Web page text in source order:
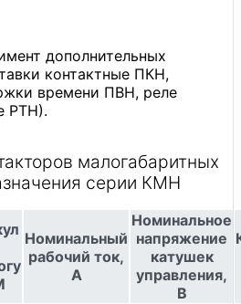
дополнительных
контактные ПКН,
времени ПВН, реле
РТН).
малогабаритных
серии КМН
Номинальный
рабочий ток,
А
Номинальное
напряжение
катушек
управления,
В